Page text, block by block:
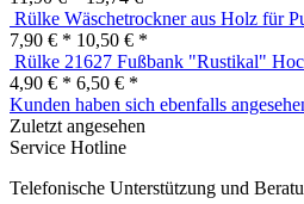
11,90 € *13,74 € *
Rülke Wäschetrockner aus Holz für
7,90 € *10,50 € *
Rülke 21627 Fußbank "Rustikal"
4,90 € *6,50 € *
Kunden haben sich ebenfalls angesehen
Zuletzt angesehen